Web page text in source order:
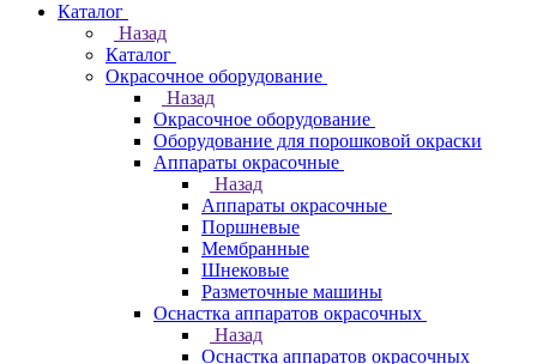
Каталог
Назад
Каталог
Окрасочное оборудование
Назад
Окрасочное оборудование
Оборудование для порошковой окраски
Аппараты окрасочные
Назад
Аппараты окрасочные
Поршневые
Мембранные
Шнековые
Разметочные машины
Оснастка аппаратов окрасочных
Назад
Оснастка аппаратов окрасочных